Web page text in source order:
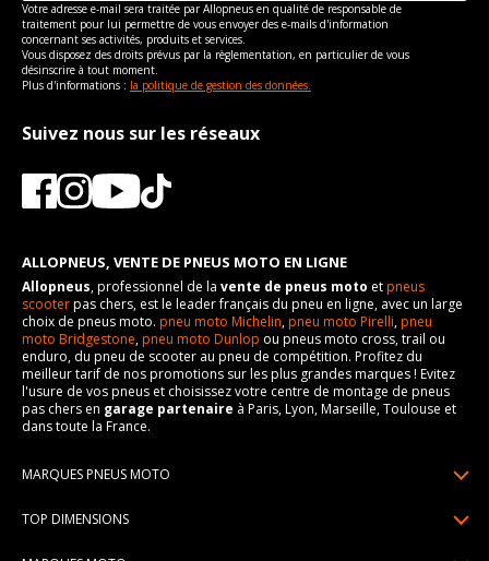
Votre adresse e-mail sera traitée par Allopneus en qualité de responsable de
traitement pour lui permettre de vous envoyer des e-mails d'information
concernant ses activités, produits et services.
Vous disposez des droits prévus par la règlementation, en particulier de vous
désinscrire à tout moment.
Plus d'informations : la politique de gestion des données.
Suivez nous sur les réseaux
ALLOPNEUS, VENTE DE PNEUS MOTO EN LIGNE
Allopneus, professionnel de la vente de pneus moto etpneus
scooterpas chers, est le leader français du pneu en ligne, avec un large
choix de pneus moto. pneu moto Michelin,pneu moto Pirelli,pneu
moto Bridgestone,pneu moto Dunlop ou pneus moto cross, trail ou
enduro, du pneu de scooter au pneu de compétition. Profitez du
meilleur tarif de nos promotions sur les plus grandes marques ! Evitez
l'usure de vos pneus et choisissez votre centre de montage de pneus
pas chers en garage partenaire à Paris, Lyon, Marseille, Toulouse et
dans toute la France.
MARQUES PNEUS MOTO
TOP DIMENSIONS